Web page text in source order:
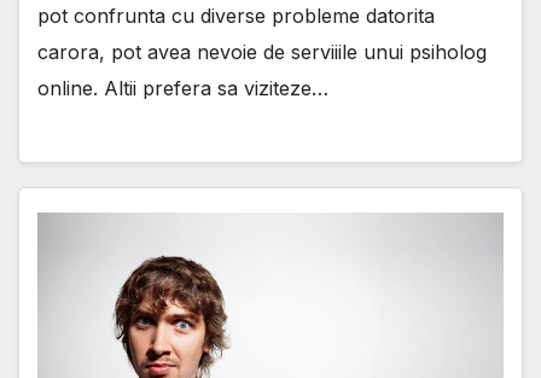
pot confrunta cu diverse probleme datorita
carora, pot avea nevoie de serviiile unui psiholog
online. Altii prefera sa viziteze…